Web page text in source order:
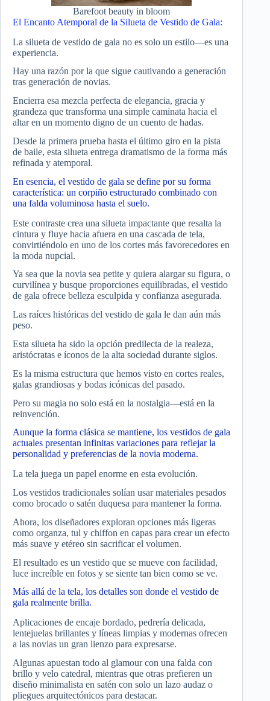
Barefoot beauty in bloom
El Encanto Atemporal de la Silueta de Vestido de Gala:
La silueta de vestido de gala no es solo un estilo—es una
experiencia.
Hay una razón por la que sigue cautivando a generación
tras generación de novias.
Encierra esa mezcla perfecta de elegancia, gracia y
grandeza que transforma una simple caminata hacia el
altar en un momento digno de un cuento de hadas.
Desde la primera prueba hasta el último giro en la pista
de baile, esta silueta entrega dramatismo de la forma más
refinada y atemporal.
En esencia, el vestido de gala se define por su forma
característica: un corpiño estructurado combinado con
una falda voluminosa hasta el suelo.
Este contraste crea una silueta impactante que resalta la
cintura y fluye hacia afuera en una cascada de tela,
convirtiéndolo en uno de los cortes más favorecedores en
la moda nupcial.
Ya sea que la novia sea petite y quiera alargar su figura, o
curvilínea y busque proporciones equilibradas, el vestido
de gala ofrece belleza esculpida y confianza asegurada.
Las raíces históricas del vestido de gala le dan aún más
peso.
Esta silueta ha sido la opción predilecta de la realeza,
aristócratas e íconos de la alta sociedad durante siglos.
Es la misma estructura que hemos visto en cortes reales,
galas grandiosas y bodas icónicas del pasado.
Pero su magia no solo está en la nostalgia—está en la
reinvención.
Aunque la forma clásica se mantiene, los vestidos de gala
actuales presentan infinitas variaciones para reflejar la
personalidad y preferencias de la novia moderna.
La tela juega un papel enorme en esta evolución.
Los vestidos tradicionales solían usar materiales pesados
como brocado o satén duquesa para mantener la forma.
Ahora, los diseñadores exploran opciones más ligeras
como organza, tul y chiffon en capas para crear un efecto
más suave y etéreo sin sacrificar el volumen.
El resultado es un vestido que se mueve con facilidad,
luce increíble en fotos y se siente tan bien como se ve.
Más allá de la tela, los detalles son donde el vestido de
gala realmente brilla.
Aplicaciones de encaje bordado, pedrería delicada,
lentejuelas brillantes y líneas limpias y modernas ofrecen
a las novias un gran lienzo para expresarse.
Algunas apuestan todo al glamour con una falda con
brillo y velo catedral, mientras que otras prefieren un
diseño minimalista en satén con solo un lazo audaz o
pliegues arquitectónicos para destacar.